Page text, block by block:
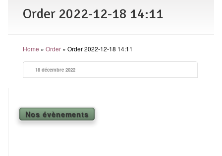
Shiatsu
L’art japonais
Séances
En entreprise
Yoga
L’état optimal
Order 2022-12-18 14:11
Home » Order» Order 2022-12-18 14:11
18 décembre 2022
Nos évènements